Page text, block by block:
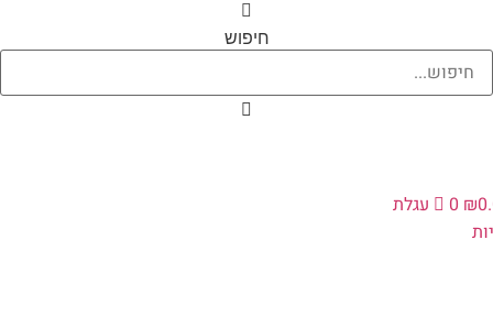
חיפוש
₪
0
עגלת